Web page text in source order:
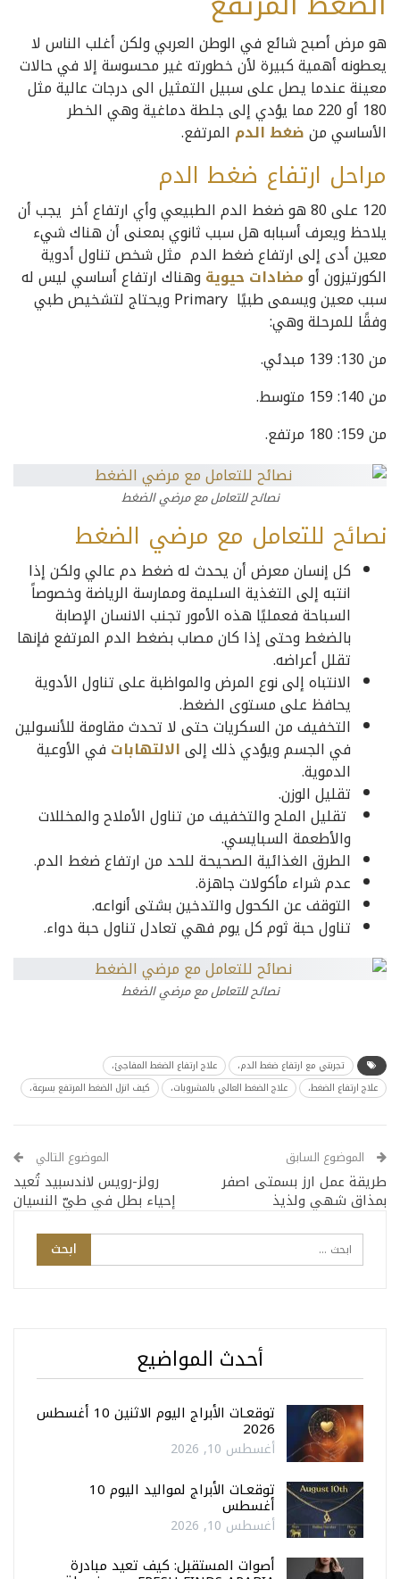
هو مرض أصبح شائع في الوطن العربي ولكن أغلب الناس لا
يعطونه أهمية كبيرة لأن خطورته غير محسوسة إلا في حالات
معينة عندما يصل على سبيل التمثيل الى درجات عالية مثل
180 أو 220 مما يؤدي إلى جلطة دماغية وهي الخطر
الأساسي منضغط الدم المرتفع.
مراحل ارتفاع ضغط الدم
120 على 80 هو ضغط الدم الطبيعي وأي ارتفاع أخر يجب أن
يلاحظ ويعرف أسبابه هل سبب ثانوي بمعنى أن هناك شيء
معين أدى إلى ارتفاع ضغط الدم مثل شخص تناول أدوية
الكورتيزون أومضادات حيوية وهناك ارتفاع أساسي ليس له
سبب معين ويسمى طبيًا Primary ويحتاج لتشخيص طبي
وفقًا للمرحلة وهي:
من 130: 139 مبدئي.
من 140: 159 متوسط.
من 159: 180 مرتفع.
نصائح للتعامل مع مرضي الضغط
نصائح للتعامل مع مرضي الضغط
كل إنسان معرض أن يحدث له ضغط دم عالي ولكن إذا
انتبه إلى التغذية السليمة وممارسة الرياضة وخصوصاً
السباحة فعمليًا هذه الأمور تجنب الانسان الإصابة
بالضغط وحتى إذا كان مصاب بضغط الدم المرتفع فإنها
تقلل أعراضه.
الانتباه إلى نوع المرض والمواظبة على تناول الأدوية
يحافظ على مستوى الضغط.
التخفيف من السكريات حتى لا تحدث مقاومة للأنسولين
في الجسم ويؤدي ذلك إلىالالتهابات في الأوعية
الدموية.
تقليل الوزن.
تقليل الملح والتخفيف من تناول الأملاح والمخللات
والأطعمة السبايسي.
الطرق الغذائية الصحيحة للحد من ارتفاع ضغط الدم.
عدم شراء مأكولات جاهزة.
التوقف عن الكحول والتدخين بشتى أنواعه.
تناول حبة ثوم كل يوم فهي تعادل تناول حبة دواء.
نصائح للتعامل مع مرضي الضغط
تجربتي مع ارتفاع ضغط الدم،
علاج ارتفاع الضغط المفاجئ،
علاج ارتفاع الضغط،
علاج الضغط العالي بالمشروبات، كيف انزل الضغط المرتفع بسرعة،
الموضوع السابق
طريقة عمل ارز بسمتى اصفر
بمذاق شهي ولذيذ
الموضوع التالي
رولز-رويس لاندسبيد تُعيد
إحياء بطل في طيّ النسيان
أحدث المواضيع
توقعـات الأبراج اليوم الاثنين 10 أغسطس
2026
أغسطس 10, 2026
توقعـات الأبراج لمواليد اليوم 10
أغسطس
أغسطس 10, 2026
أصوات المستقبل: كيف تعيد مبادرة